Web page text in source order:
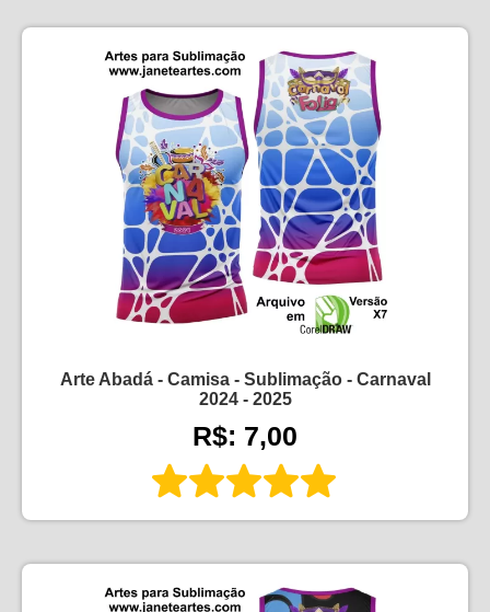
Arte Abadá - Camisa - Sublimação - Carnaval
2024 - 2025
R$: 7,00